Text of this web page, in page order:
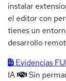
instalar
el editor con
tienes un
desarrollo
Evidencias
IA
Sin